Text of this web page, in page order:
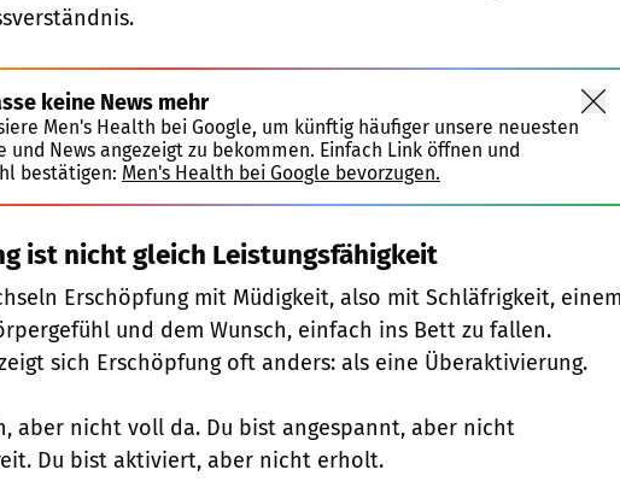
keine News mehr
Men's Health bei Google, um künftig häufiger unsere neuesten
und News angezeigt zu bekommen. Einfach Link öffnen und
bestätigen: Men's Health bei Google bevorzugen.
ist nicht gleich Leistungsfähigkeit
Erschöpfung mit Müdigkeit, also mit Schläfrigkeit,
und dem Wunsch, einfach ins Bett zu fallen.
sich Erschöpfung oft anders: als eine Überaktivierung.
aber nicht voll da. Du bist angespannt, aber nicht
Du bist aktiviert, aber nicht erholt.